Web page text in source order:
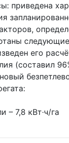
приведена
его
(составил
– 7,8 кВт∙ч/га